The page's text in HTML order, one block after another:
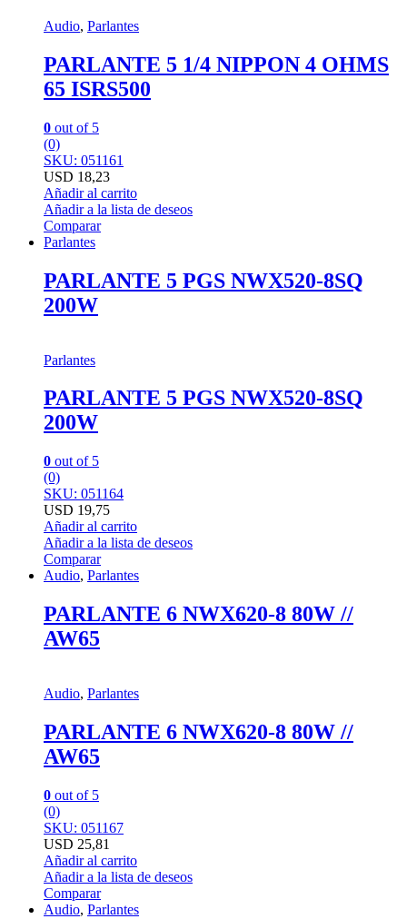
Audio, Parlantes
PARLANTE 5 1/4 NIPPON 4 OHMS
65 ISRS500
0 out of 5
(0)
SKU: 051161
USD 18,23
Añadir al carrito
Añadir a la lista de deseos
Comparar
Parlantes
PARLANTE 5 PGS NWX520-8SQ
200W
Parlantes
PARLANTE 5 PGS NWX520-8SQ
200W
0 out of 5
(0)
SKU: 051164
USD 19,75
Añadir al carrito
Añadir a la lista de deseos
Comparar
Audio, Parlantes
PARLANTE 6 NWX620-8 80W //
AW65
Audio, Parlantes
PARLANTE 6 NWX620-8 80W //
AW65
0 out of 5
(0)
SKU: 051167
USD 25,81
Añadir al carrito
Añadir a la lista de deseos
Comparar
Audio, Parlantes